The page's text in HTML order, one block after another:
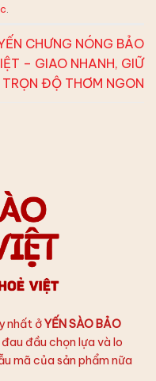
CHƯNG NÓNG BẢO
– GIAO NHANH, GIỮ
TRỌN ĐỘ THƠM NGON
nhất ởYẾN SÀO BẢO
đầu chọn lựa và lo
mã của sản phẩm nữa